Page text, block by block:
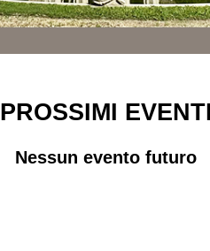
PROSSIMI
Nessun evento futuro